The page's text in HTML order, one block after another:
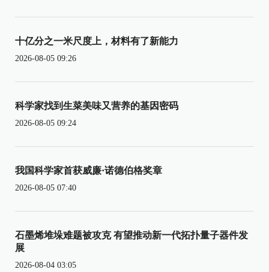
十亿分之一米尺度上，材料有了新能力
2026-08-05 09:26
科学家找到生菜美味又营养的基因密码
2026-08-05 09:24
我国科学家首获威廉·诺德伯格奖章
2026-08-05 07:40
石墨烯堆垛难题被攻克 有望推动新一代拓扑量子器件发
展
2026-08-04 03:05